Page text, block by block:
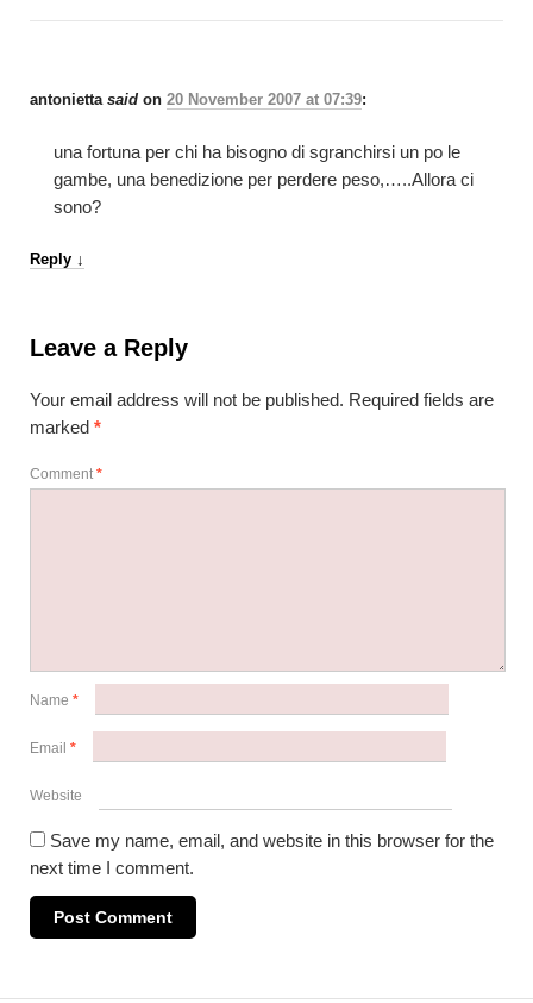
antonietta said on 20 November 2007 at 07:39:
una fortuna per chi ha bisogno di sgranchirsi un po le
gambe, una benedizione per perdere peso,…..Allora ci
sono?
Reply ↓
Leave a Reply
Your email address will not be published. Required fields are
marked *
Comment *
Name *
Email *
Website
Save my name, email, and website in this browser for the
next time I comment.